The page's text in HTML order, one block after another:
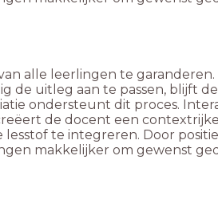
alle leerlingen te garanderen.
de uitleg aan te passen, blijft
ondersteunt dit proces.
de docent een
te integreren. Door
makkelijker om gewenst